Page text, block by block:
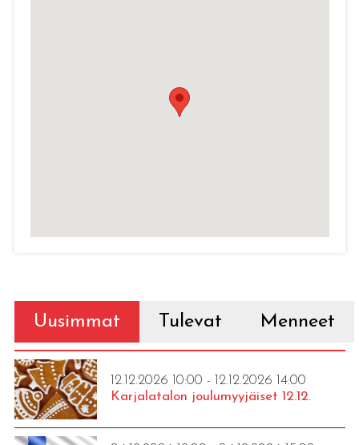
Uusimmat Tulevat Menneet
12.12.2026 10:00 - 12.12.2026 14:00
Karjalatalon joulumyyjäiset 12.12.